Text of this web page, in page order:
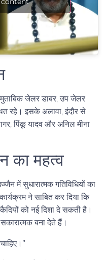
जेलरडाबर, उप जेलर
रहे। इसके अलावा, इंदौर से
,पिंकू यादव और अनिल मीना
का महत्व
में सुधारात्मक गतिविधियों का
ने साबित कर दिया कि
को नई दिशा दे सकती है।
बना देते हैं।